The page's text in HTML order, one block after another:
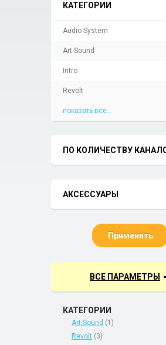
КАТЕГОРИИ
Audio System
Art Sound
Intro
Revolt
показать все...
ПО КОЛИЧЕСТВУ
АКСЕССУАРЫ
Применить
ВСЕ ПАРАМЕТРЫ
КАТЕГОРИИ
Art Sound (1)
Revolt (3)